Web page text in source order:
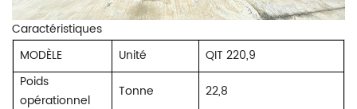
Caractéristiques
MODÈLE
Unité
QIT 220,9
Poids
opérationnel
Tonne
22,8